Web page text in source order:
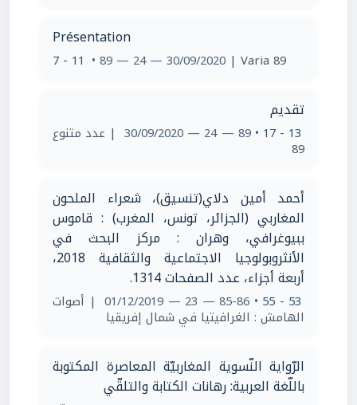
Présentation
7 - 11 • 89 — 24 — 30/09/2020 | Varia 89
تقديم
13 - 17
• 89 — 24 — 30/09/2020 | عدد متنوع
89
أحمد أمين دلاي(تنسيق)، شعراء الملحون
المغاربي (الجزائر، تونس، المغرب) : قاموس
ببيوغرافي، وهران : مركز البحث في
الأنثروبولوجيا الاجتماعية والثقافية 2018،
أربعة أجزاء، عدد الصفحات 1314.
53 - 55
• 85-86 — 23 — 01/12/2019 | ‎أصوات
الهامش : الغرافيتيا في شمال إفريقيا
الرّواية النّسوية المغاربيّة المعاصرة المكتوبة
باللّغة العربية: رهانات الكتابة والتلقّي